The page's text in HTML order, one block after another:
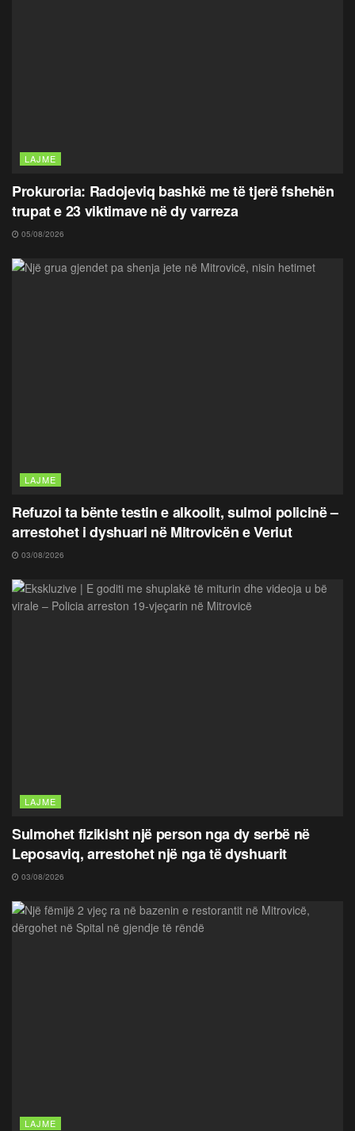
LAJME
Prokuroria: Radojeviq bashkë me të tjerë fshehën
trupat e 23 viktimave në dy varreza
05/08/2026
LAJME
Refuzoi ta bënte testin e alkoolit, sulmoi policinë –
arrestohet i dyshuari në Mitrovicën e Veriut
03/08/2026
LAJME
Sulmohet fizikisht një person nga dy serbë në
Leposaviq, arrestohet një nga të dyshuarit
03/08/2026
LAJME